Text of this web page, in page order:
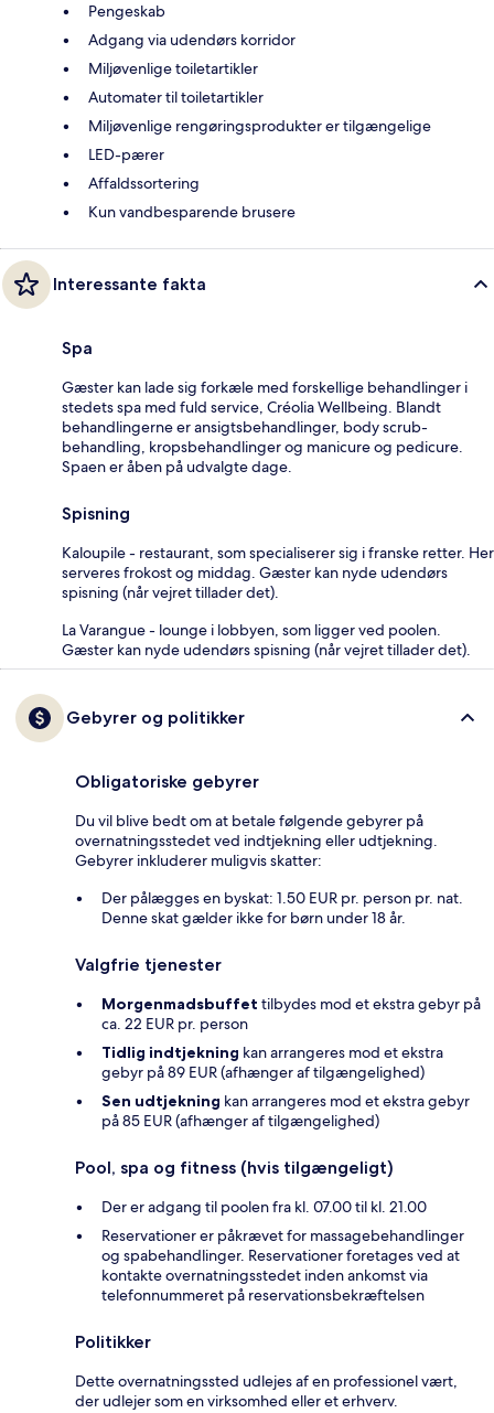
Pengeskab
Adgang via udendørs korridor
Miljøvenlige toiletartikler
Automater til toiletartikler
Miljøvenlige rengøringsprodukter er tilgængelige
LED-pærer
Affaldssortering
Kun vandbesparende brusere
Interessante fakta
Spa
Gæster kan lade sig forkæle med forskellige behandlinger i
stedets spa med fuld service, Créolia Wellbeing. Blandt
behandlingerne er ansigtsbehandlinger, body scrub-
behandling, kropsbehandlinger og manicure og pedicure.
Spaen er åben på udvalgte dage.
Spisning
Kaloupile - restaurant, som specialiserer sig i franske retter. Her
serveres frokost og middag. Gæster kan nyde udendørs
spisning (når vejret tillader det).
La Varangue - lounge i lobbyen, som ligger ved poolen.
Gæster kan nyde udendørs spisning (når vejret tillader det).
Gebyrer og politikker
Obligatoriske gebyrer
Du vil blive bedt om at betale følgende gebyrer på
overnatningsstedet ved indtjekning eller udtjekning.
Gebyrer inkluderer muligvis skatter:
Der pålægges en byskat: 1.50 EUR pr. person pr. nat.
Denne skat gælder ikke for børn under 18 år.
Valgfrie tjenester
Morgenmadsbuffet tilbydes mod et ekstra gebyr på
ca. 22 EUR pr. person
Tidlig indtjekning kan arrangeres mod et ekstra
gebyr på 89 EUR (afhænger af tilgængelighed)
Sen udtjekning kan arrangeres mod et ekstra gebyr
på 85 EUR (afhænger af tilgængelighed)
Pool, spa og fitness (hvis tilgængeligt)
Der er adgang til poolen fra kl. 07.00 til kl. 21.00
Reservationer er påkrævet for massagebehandlinger
og spabehandlinger. Reservationer foretages ved at
kontakte overnatningsstedet inden ankomst via
telefonnummeret på reservationsbekræftelsen
Politikker
Dette overnatningssted udlejes af en professionel vært,
der udlejer som en virksomhed eller et erhverv.